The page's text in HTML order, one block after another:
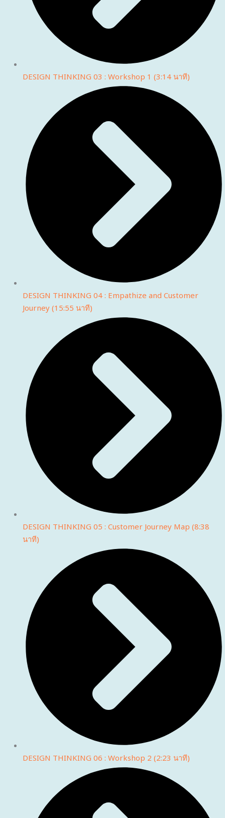
DESIGN THINKING 03 : Workshop 1 (3:14 นาที)
DESIGN THINKING 04 : Empathize and Customer
Journey (15:55 นาที)
DESIGN THINKING 05 : Customer Journey Map (8:38
นาที)
DESIGN THINKING 06 : Workshop 2 (2:23 นาที)